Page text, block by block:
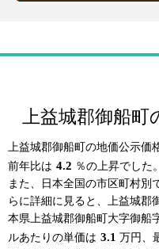
上益城郡御船
上益城郡御船町の地価公示価
前年比は 4.2 ％の上昇でした。
また、日本全国の市区町村別
らに詳細に見ると、上益城郡
本県上益城郡御船町大字御船
ルあたりの単価は 3.1 万円、